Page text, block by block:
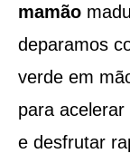
mamão
deparamos
verde em
para
e desfrutar